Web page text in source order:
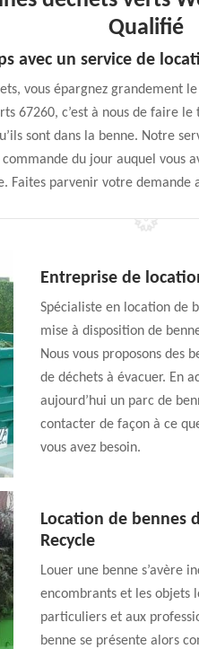
Qualifié
avec un service de
vous épargnez grandement
67260, c’est à nous de faire
sont dans la benne. Notre
commande du jour auquel vous
Faites parvenir votre demande
Entreprise de
Spécialiste en location de
mise à disposition de
Nous vous proposons des
de déchets à évacuer. En
aujourd’hui un parc de
contacter de façon à ce
vous avez besoin.
Location de bennes
Recycle
Louer une benne s’avère
encombrants et les objets
particuliers et aux
benne se présente alors